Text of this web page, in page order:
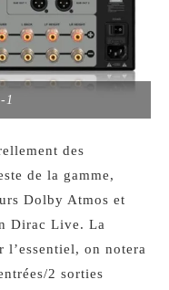
1
des
de la gamme,
Dolby Atmos et
Dirac Live. La
l’essentiel, on notera
2 sorties